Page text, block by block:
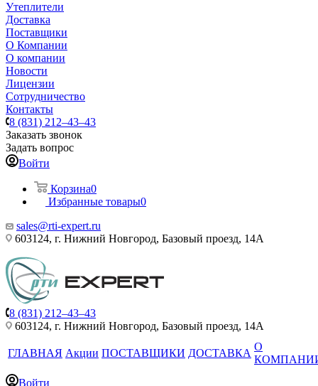
Утеплители
Доставка
Поставщики
О Компании
О компании
Новости
Лицензии
Сотрудничество
Контакты
8 (831) 212–43–43
Заказать звонок
Задать вопрос
Войти
Корзина0
Избранные товары0
sales@rti-expert.ru
603124, г. Нижний Новгород, Базовый проезд, 14А
8 (831) 212–43–43
603124, г. Нижний Новгород, Базовый проезд, 14А
ГЛАВНАЯ Акции ПОСТАВЩИКИ ДОСТАВКА
О
Войти